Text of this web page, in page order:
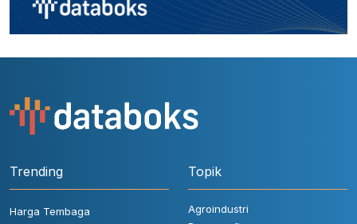
Trending
Harga Tembaga
Topik
Agroindustri